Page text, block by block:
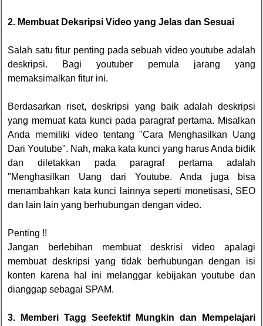
2. Membuat Deksripsi Video yang Jelas dan Sesuai
Salah satu fitur penting pada sebuah video youtube adalah
deskripsi. Bagi youtuber pemula jarang yang
memaksimalkan fitur ini.
Berdasarkan riset, deskripsi yang baik adalah deskripsi
yang memuat kata kunci pada paragraf pertama. Misalkan
Anda memiliki video tentang "Cara Menghasilkan Uang
Dari Youtube". Nah, maka kata kunci yang harus Anda bidik
dan diletakkan pada paragraf pertama adalah
"Menghasilkan Uang dari Youtube. Anda juga bisa
menambahkan kata kunci lainnya seperti monetisasi, SEO
dan lain lain yang berhubungan dengan video.
Penting !!
Jangan berlebihan membuat deskrisi video apalagi
membuat deskripsi yang tidak berhubungan dengan isi
konten karena hal ini melanggar kebijakan youtube dan
dianggap sebagai SPAM.
3. Memberi Tagg Seefektif Mungkin dan Mempelajari